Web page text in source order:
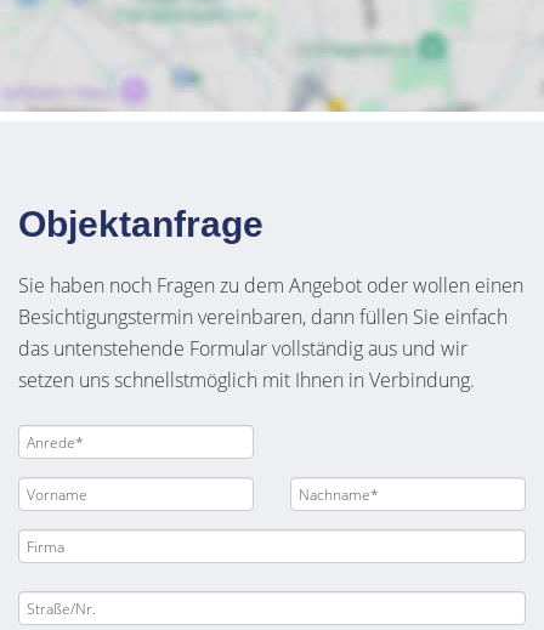
Objektanfrage
Sie haben noch Fragen zu dem Angebot oder wollen einen
Besichtigungstermin vereinbaren, dann füllen Sie einfach
das untenstehende Formular vollständig aus und wir
setzen uns schnellstmöglich mit Ihnen in Verbindung.